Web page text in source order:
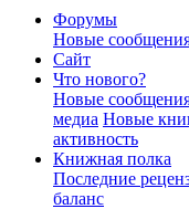
Форумы
Новые
Сайт
Что нового?
Новые
медиа Новые
активность
Книжная полка
Последние
баланс